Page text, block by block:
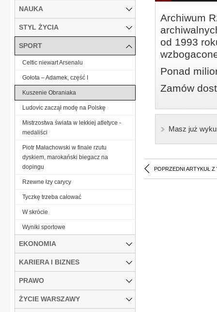
Archiwum
od 1993
Ponad
Zamów
Masz już
POPRZEDNI ARTYKUŁ Z
NAUKA
STYL ŻYCIA
SPORT
Celtic niewart Arsenalu
Gołota – Adamek, część I
Kuszenie Obraniaka
Ludovic zaczął modę na Polskę
Mistrzostwa świata w lekkiej atletyce -
medaliści
Piotr Małachowski w finale rzutu
dyskiem, marokański biegacz na
dopingu
Rzewne łzy carycy
Tyczkę trzeba całować
W skrócie
Wyniki sportowe
EKONOMIA
KARIERA I BIZNES
PRAWO
ŻYCIE WARSZAWY